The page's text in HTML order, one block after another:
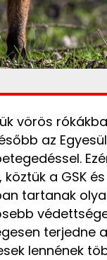
vörös
az
a GSK
tartanak
terjedne
lennének